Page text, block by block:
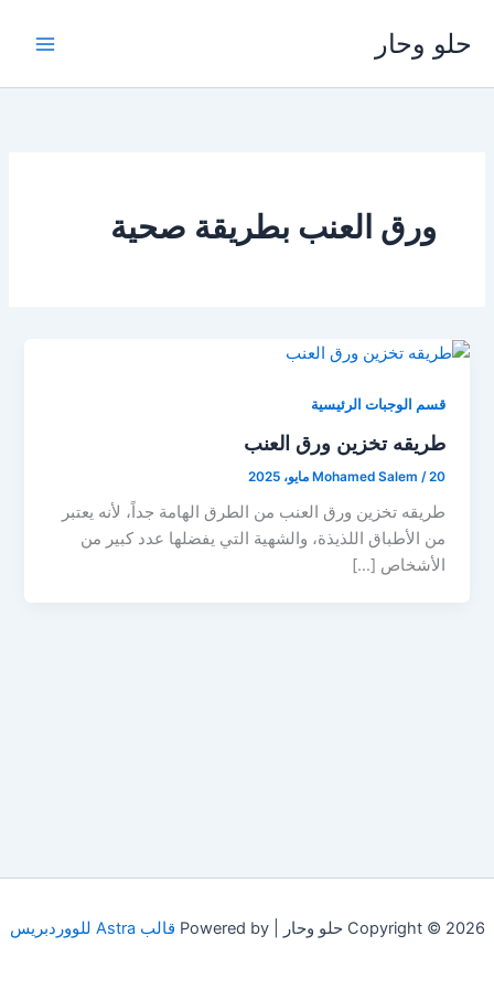
المحتوى
حلو وحار
ورق العنب بطريقة صحية
قسم الوجبات الرئيسية
طريقه تخزين ورق العنب
Mohamed Salem /20 مايو، 2025
طريقه تخزين ورق العنب من الطرق الهامة جداً، لأنه يعتبر
من الأطباق اللذيذة، والشهية التي يفضلها عدد كبير من
الأشخاص […]
Copyright © 2026 حلو وحار | Powered by قالب Astra للووردبريس